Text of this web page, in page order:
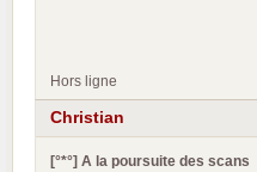
Hors ligne
Christian
[°*°] A la poursuite des scans